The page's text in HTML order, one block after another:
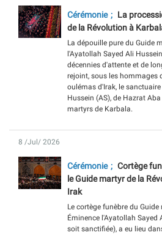
Cérémonie
La
de la Révolution à
La dépouille pure du Guide
l'Ayatollah Sayed Ali
décennies d'attente et de
rejoint, sous les hommages
oulémas d'Irak, le
Hussein (AS), de Hazrat
martyrs de Karbala.
8 /Jul/ 2026
Cérémonie
Cortège
le Guide martyr de la
Irak
Le cortège funèbre du
Éminence l'Ayatollah Sayed
soit sanctifiée), a eu lieu